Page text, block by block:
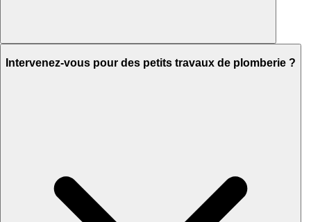
Intervenez-vous pour des petits travaux de plomberie ?